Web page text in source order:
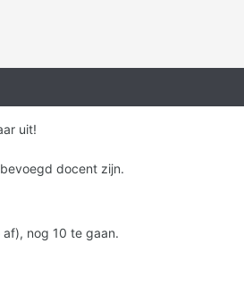
uit!
docent zijn.
nog 10 te gaan.